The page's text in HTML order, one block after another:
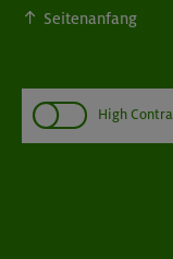
Seitenanfang
High